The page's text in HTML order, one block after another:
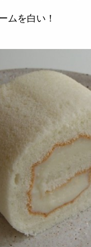
ムを白い！